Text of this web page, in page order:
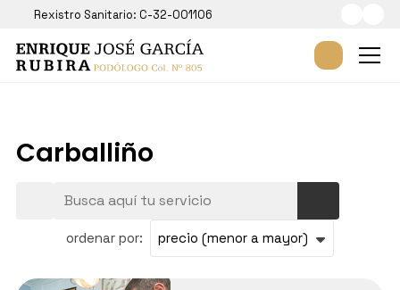
Rexistro Sanitario: C-32-001106
Carballiño
ordenar por: